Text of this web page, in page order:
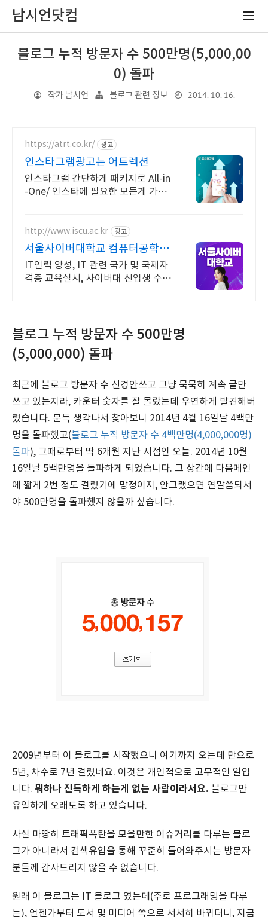
남시언닷컴
블로그 누적 방문자 수 500만명(5,000,00
0) 돌파
작가 남시언 블로그 관련 정보 2014. 10. 16.
https://atrt.co.kr/ 광고
인스타그램광고는 어트렉션
인스타그램 간단하게 패키지로 All-in
-One/ 인스타에 필요한 모든게 가능
http://www.iscu.ac.kr 광고
서울사이버대학교 컴퓨터공학과
2026 가을학기 신편입생
IT인력 양성, IT 관련 국가 및 국제자
격증 교육실시, 사이버대 신입생 수 1
블로그 누적 방문자 수 500만명
(5,000,000) 돌파
최근에 블로그 방문자 수 신경안쓰고 그냥 묵묵히 계속 글만
쓰고 있는지라, 카운터 숫자를 잘 몰랐는데 우연하게 발견해버
렸습니다. 문득 생각나서 찾아보니 2014년 4월 16일날 4백만
명을 돌파했고(블로그 누적 방문자 수 4백만명(4,000,000명)
돌파), 그때로부터 딱 6개월 지난 시점인 오늘. 2014년 10월
16일날 5백만명을 돌파하게 되었습니다. 그 상간에 다음메인
에 짧게 2번 정도 걸렸기에 망정이지, 안그랬으면 연말쯤되서
야 500만명을 돌파했지 않을까 싶습니다.
2009년부터 이 블로그를 시작했으니 여기까지 오는데 만으로
5년, 차수로 7년 걸렸네요. 이것은 개인적으로 고무적인 일입
니다. 뭐하나 진득하게 하는게 없는 사람이라서요. 블로그만
유일하게 오래도록 하고 있습니다.
사실 마땅히 트래픽폭탄을 모을만한 이슈거리를 다루는 블로
그가 아니라서 검색유입을 통해 꾸준히 들어와주시는 방문자
분들께 감사드리지 않을 수 없습니다.
원래 이 블로그는 IT 블로그 였는데(주로 프로그래밍을 다루
는), 언젠가부터 도서 및 미디어 쪽으로 서서히 바뀌더니, 지금